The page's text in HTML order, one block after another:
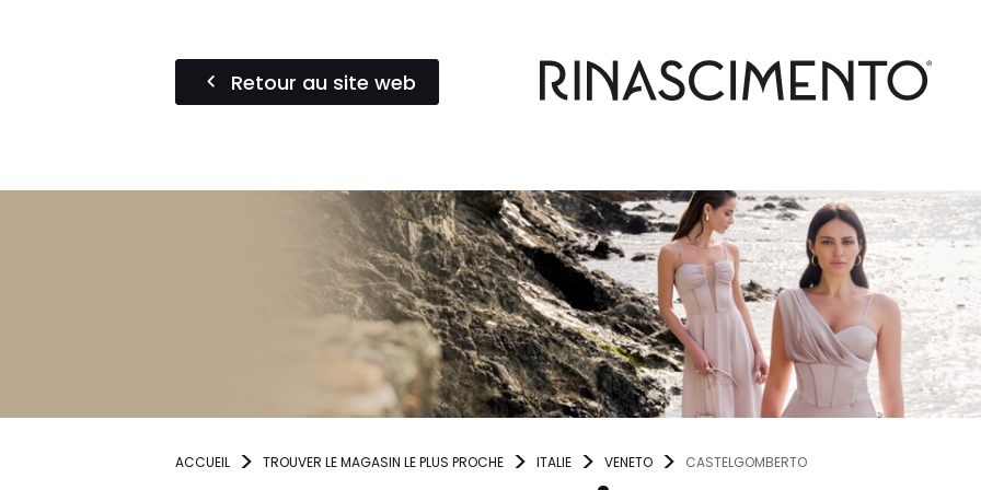
Retour au site web
ACCUEIL TROUVER LE MAGASIN LE PLUS PROCHE ITALIE VENETO CASTELGOMBERTO